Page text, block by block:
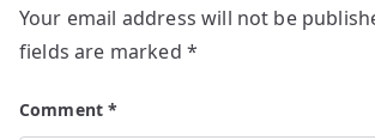
Your email address will not be
fields are marked *
Comment*